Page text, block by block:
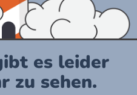
es leider
zu sehen.